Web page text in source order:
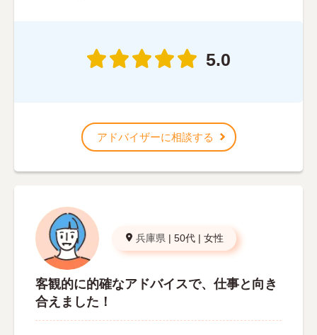
5.0
アドバイザーに相談する
兵庫県 | 50代 | 女性
客観的に的確なアドバイスで、仕事と向き
合えました！